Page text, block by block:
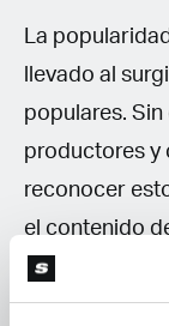
La
llevado al
populares.
productores y
reconocer
el contenido
educación
para